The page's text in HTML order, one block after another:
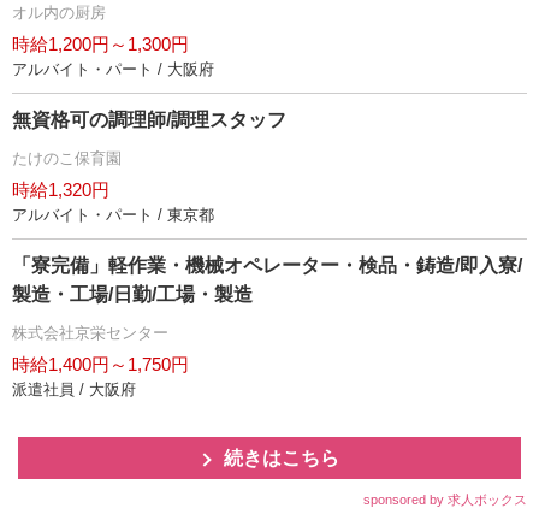
オル内の厨房
時給1,200円～1,300円
アルバイト・パート / 大阪府
無資格可の調理師/調理スタッフ
たけのこ保育園
時給1,320円
アルバイト・パート / 東京都
「寮完備」軽作業・機械オペレーター・検品・鋳造/即入寮/
製造・工場/日勤/工場・製造
株式会社京栄センター
時給1,400円～1,750円
派遣社員 / 大阪府
続きはこちら
sponsored by 求人ボックス